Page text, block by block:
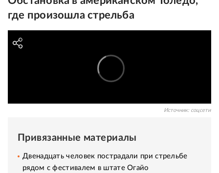
где произошла стрельба
Источник: соцсети
Привязанные материалы
Двенадцать человек пострадали при стрельбе
рядом с фестивалем в штате Огайо